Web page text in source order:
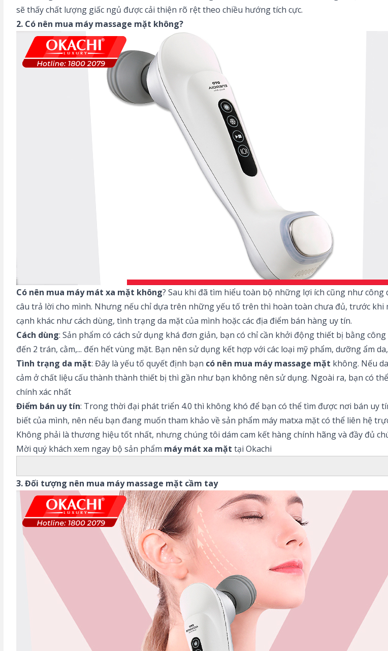
sẽ thấy chất lượng giấc ngủ được cải thiện rõ rệt theo chiều hướng tích cực.
2. Có nên mua máy massage mặt không?
Có nên mua máy mát xa mặt không? Sau khi đã tìm hiểu toàn bộ những lợi ích cũng như công
câu trả lời cho mình. Nhưng nếu chỉ dựa trên những yếu tố trên thì hoàn toàn chưa đủ, trước khi
cạnh khác như cách dùng, tình trạng da mặt của mình hoặc các địa điểm bán hàng uy tín.
Cách dùng: Sản phẩm có cách sử dụng khá đơn giản, bạn có chỉ cần khởi động thiết bị bằng
đến 2 trán, cằm,... đến hết vùng mặt. Bạn nên sử dụng kết hợp với các loại mỹ phẩm, dưỡng ẩm
Tình trạng da mặt: Đây là yếu tố quyết định bạn có nên mua máy massage mặt không. Nếu
cảm ở chất liệu cấu thành thành thiết bị thì gần như bạn không nên sử dụng. Ngoài ra, bạn có
chính xác nhất
Điểm bán uy tín: Trong thời đại phát triển 4.0 thì không khó để bạn có thể tìm được nơi bán uy
biết của mình, nên nếu bạn đang muốn tham khảo về sản phẩm máy matxa mặt có thể liên hệ
Không phải là thương hiệu tốt nhất, nhưng chúng tôi dám cam kết hàng chính hãng và đầy đủ
Mời quý khách xem ngay bộ sản phẩm máy mát xa mặt tại Okachi
3. Đối tượng nên mua máy massage mặt cầm tay